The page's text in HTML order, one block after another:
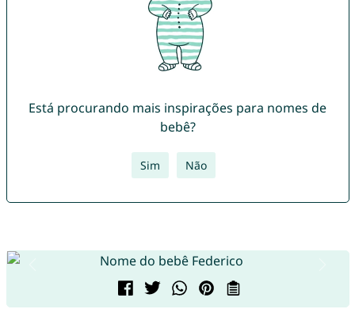
Está procurando mais inspirações para nomes de
bebê?
Sim Não